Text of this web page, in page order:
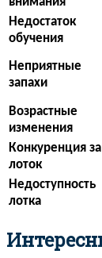
Недостаток
обучения
Неприятные
запахи
Возрастные
изменения
Конкуренция за
лоток
Недоступность
лотка